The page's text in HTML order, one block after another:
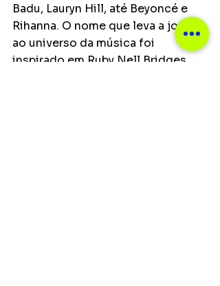
Badu, Lauryn Hill, até Beyoncé e
Rihanna. O nome que leva a jovem
ao universo da música foi
inspirado em Ruby Nell Bridges